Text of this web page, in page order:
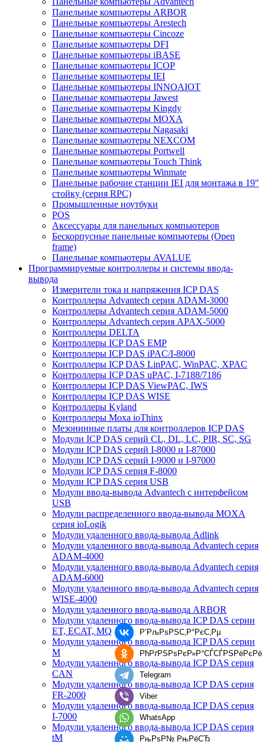
Панельные компьютеры ARBOR
Панельные компьютеры Arestech
Панельные компьютеры Cincoze
Панельные компьютеры DFI
Панельные компьютеры iBASE
Панельные компьютеры ICOP
Панельные компьютеры IEI
Панельные компьютеры INNOAIOT
Панельные компьютеры Jawest
Панельные компьютеры Kingdy
Панельные компьютеры MOXA
Панельные компьютеры Nagasaki
Панельные компьютеры NEXCOM
Панельные компьютеры Portwell
Панельные компьютеры Touch Think
Панельные компьютеры Winmate
Панельные рабочие станции IEI для монтажа в 19"
стойку (серия RPC)
Промышленные ноутбуки
POS
Аксессуары для панельных компьютеров
Бескорпусные панельные компьютеры (Open
frame)
Панельные компьютеры AVALUE
Программируемые контроллеры и системы ввода-
вывода
Измерители тока и напряжения ICP DAS
Контроллеры Advantech серия ADAM-3000
Контроллеры Advantech серия ADAM-5000
Контроллеры Advantech серия APAX-5000
Контроллеры DELTA
Контроллеры ICP DAS EMP
Контроллеры ICP DAS iPAC/I-8000
Контроллеры ICP DAS LinPAC, WinPAC, XPAC
Контроллеры ICP DAS uPAC, I-7188/7186
Контроллеры ICP DAS ViewPAC, IWS
Контроллеры ICP DAS WISE
Контроллеры Kyland
Контроллеры Moxa ioThinx
Мезонинные платы для контроллеров ICP DAS
Модули ICP DAS серий CL, DL, LC, PIR, SC, SG
Модули ICP DAS серий I-8000 и I-87000
Модули ICP DAS серий I-9000 и I-97000
Модули ICP DAS серия F-8000
Модули ICP DAS серия USB
Модули ввода-вывода Advantech с интерфейсом
USB
Модули распределенного ввода-вывода MOXA
серия ioLogik
Модули удаленного ввода-вывода Adlink
Модули удаленного ввода-вывода Advantech серия
ADAM-4000
Модули удаленного ввода-вывода Advantech серия
ADAM-6000
Модули удаленного ввода-вывода Advantech серия
WISE-4000
Модули удаленного ввода-вывода ARBOR
Модули удаленного ввода-вывода ICP DAS серии
ET, ECAT, MQ
Модули удаленного ввода-вывода ICP DAS серии
M
Модули удаленного ввода-вывода ICP DAS серия
CAN
Модули удаленного ввода-вывода ICP DAS серия
FR-2000
Модули удаленного ввода-вывода ICP DAS серия
I-7000
Модули удаленного ввода-вывода ICP DAS серия
tM
Р’РљРѕРЅС‚Р°РєС‚Рµ
РћРґРЅРѕРєР»Р°СЃСЃРЅРёРєРё
Telegram
Viber
WhatsApp
РњРѕР№ РњРёСЂ